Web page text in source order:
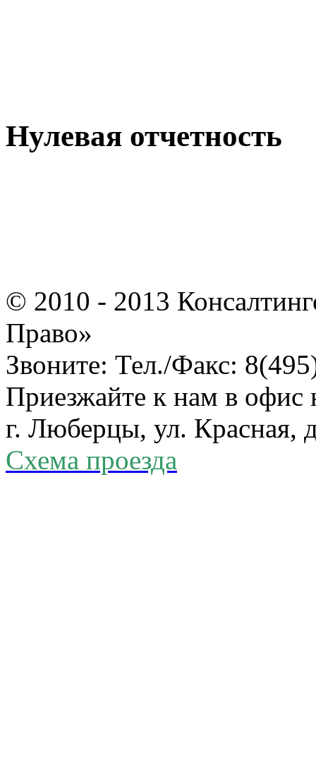
Нулевая отчетность
© 2010 - 2013
Право»
Звоните: Тел./Факс:
Приезжайте к нам в офис
г. Люберцы, ул. Красная,
Схема проезда